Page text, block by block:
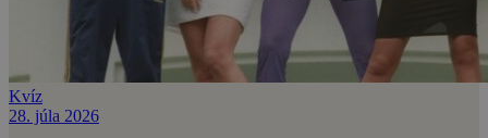
Kvíz
28. júla 2026